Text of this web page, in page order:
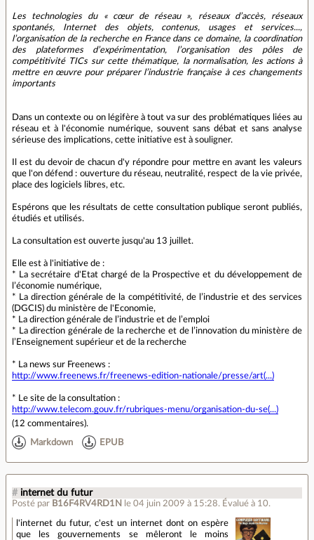
Les technologies du « cœur de réseau », réseaux d’accès, réseaux
spontanés, Internet des objets, contenus, usages et services...,
l’organisation de la recherche en France dans ce domaine, la coordination
des plateformes d’expérimentation, l’organisation des pôles de
compétitivité TICs sur cette thématique, la normalisation, les actions à
mettre en œuvre pour préparer l’industrie française à ces changements
importants
Dans un contexte ou on légifère à tout va sur des problématiques liées au
réseau et à l'économie numérique, souvent sans débat et sans analyse
sérieuse des implications, cette initiative est à souligner.
Il est du devoir de chacun d'y répondre pour mettre en avant les valeurs
que l'on défend : ouverture du réseau, neutralité, respect de la vie privée,
place des logiciels libres, etc.
Espérons que les résultats de cette consultation publique seront publiés,
étudiés et utilisés.
La consultation est ouverte jusqu'au 13 juillet.
Elle est à l'initiative de :
* La secrétaire d'Etat chargé de la Prospective et du développement de
l’économie numérique,
* La direction générale de la compétitivité, de l’industrie et des services
(DGCIS) du ministère de l'Economie,
* La direction générale de l’industrie et de l’emploi
* La direction générale de la recherche et de l’innovation du ministère de
l’Enseignement supérieur et de la recherche
* La news sur Freenews :
http://www.freenews.fr/freenews-edition-nationale/presse/art(...)
* Le site de la consultation :
http://www.telecom.gouv.fr/rubriques-menu/organisation-du-se(...)
(12 commentaires).
Markdown EPUB
# internet du futur
Posté par B16F4RV4RD1N le 04 juin 2009 à 15:28. Évalué à 10.
l'internet du futur, c'est un internet dont on espère
que les gouvernements se mêleront le moins